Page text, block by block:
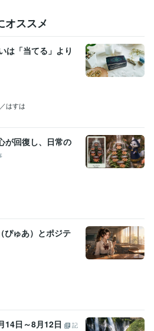
オススメ
は「当てる」より
はすは
回復し、日常の
ぴゅあ）とポジテ
14日～8月12日
記